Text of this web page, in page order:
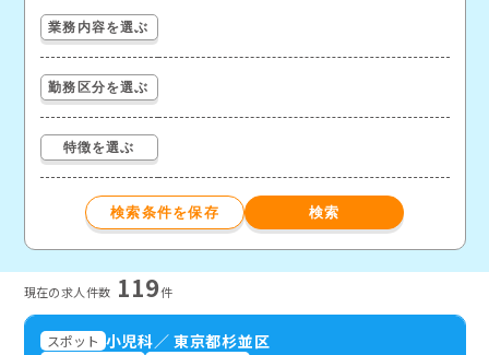
業務内容を選ぶ
勤務区分を選ぶ
特徴を選ぶ
現在の求⼈件数 119件
スポット 小児科／東京都杉並区